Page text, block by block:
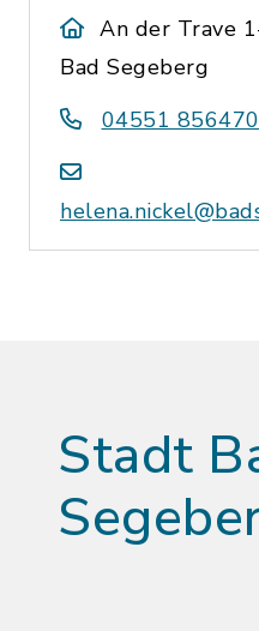
An der Trave
Bad Segeberg
04551
Stadt